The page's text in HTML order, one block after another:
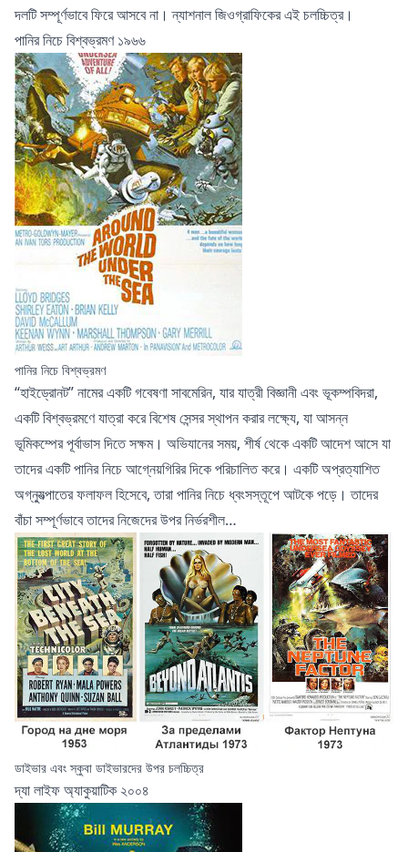
দলটি সম্পূর্ণভাবে ফিরে আসবে না। ন্যাশনাল জিওগ্রাফিকের এই চলচ্চিত্র।
পানির নিচে বিশ্বভ্রমণ ১৯৬৬
পানির নিচে বিশ্বভ্রমণ
“হাইড্রোনট” নামের একটি গবেষণা সাবমেরিন, যার যাত্রী বিজ্ঞানী এবং ভূকম্পবিদরা,
একটি বিশ্বভ্রমণে যাত্রা করে বিশেষ সেন্সর স্থাপন করার লক্ষ্যে, যা আসন্ন
ভূমিকম্পের পূর্বাভাস দিতে সক্ষম। অভিযানের সময়, শীর্ষ থেকে একটি আদেশ আসে যা
তাদের একটি পানির নিচে আগ্নেয়গিরির দিকে পরিচালিত করে। একটি অপ্রত্যাশিত
অগ্ন্যুত্পাতের ফলাফল হিসেবে, তারা পানির নিচে ধ্বংসস্তূপে আটকে পড়ে। তাদের
বাঁচা সম্পূর্ণভাবে তাদের নিজেদের উপর নির্ভরশীল…
ডাইভার এবং স্কুবা ডাইভারদের উপর চলচ্চিত্র
দ্যা লাইফ অ্যাকুয়াটিক ২০০৪